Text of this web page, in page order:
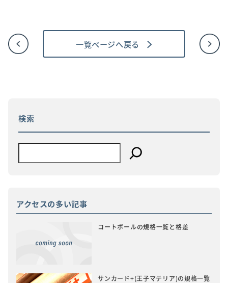
一覧ページへ戻る
検索
アクセスの多い記事
コートボールの規格一覧と格差
サンカード+(王子マテリア)の規格一覧